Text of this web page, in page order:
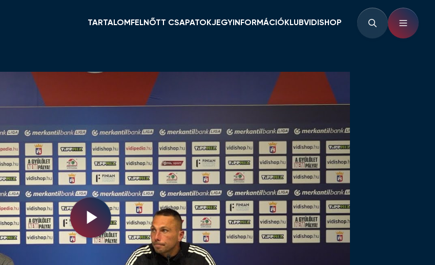
TARTALOM
GALÉRIÁK
ÖSSZEFOGLALÓK
FELNŐTT CSAPATOK
MENETREND
VIDEOTON FC FEHÉRVÁR
NŐI NB I
JEGYINFORMÁCIÓ KLUB
TÁMOGATÓK
KLUBTÖRTÉNET
KEZDŐRÚGÁS
VIDISHOP
Play
Video